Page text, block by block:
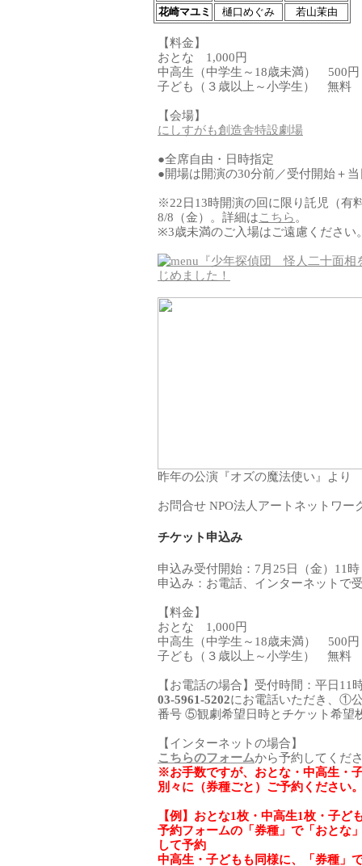
花崎マユミ
樋口めぐみ 若山茉由
【料金】
おとな 1,000円
中高生（中学生～18歳未満） 500
子ども（３歳以上～小学生） 無料
【会場】
にしすがも創造舎特設劇場
●全席自由・日時指定
●開場は開演の30分前／受付開始＋
※22日13時開演の回に限り託児（有
8/8（金）。詳細はこちら 。
※3歳未満のご入場はご遠慮ください
『少年探偵団 怪人二十面相
じめました！
昨年の公演『オズの魔法使い』より
お問合せ NPO法人アートネットワ
チケット申込み
申込み受付開始：7月25日（金）11時
申込み：お電話、インターネットで
【料金】
おとな 1,000円
中高生（中学生～18歳未満） 500
子ども（３歳以上～小学生） 無料
【お電話の場合】受付時間：平日11
03-5961-5202にお電話いただき、①
番号 ⑤観劇希望日時とチケット希望
【インターネットの場合】
こちらのフォームから予約してくだ
※お手数ですが、おとな・中高生・
別々に（券種ごと）ご予約ください
【例】おとな1枚・中高生1枚・子ど
予約フォームの「券種」で「おとな
して予約
中高生・子どもも同様に、「券種」